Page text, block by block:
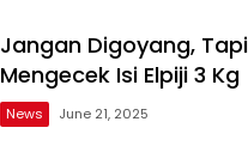
Jangan Digoyang,
Mengecek Isi Elpiji 3 Kg
News June 21, 2025